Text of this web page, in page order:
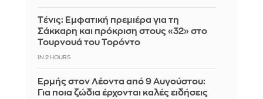
Tένις: Εμφατική πρεμιέρα για τη
Σάκκαρη και πρόκριση στους «32» στο
Τουρνουά του Τορόντο
IN 2 HOURS
Ερμής στον Λέοντα από 9 Αυγούστου:
Για ποια ζώδια έρχονται καλές ειδήσεις